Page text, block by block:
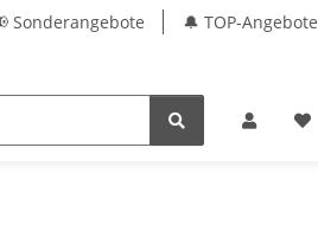
Sonderangebote 🔔 TOP-Angebote